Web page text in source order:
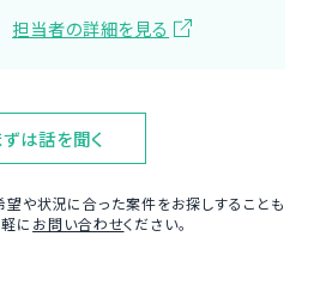
担当者の詳細を見る
ずは話を聞く
望や状況に合った案件をお探しすることも
に お問い合わせください。